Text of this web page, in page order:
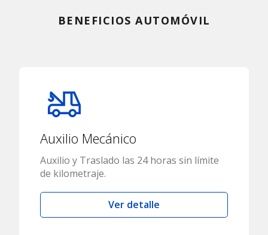
BENEFICIOS AUTOMÓVIL
Auxilio Mecánico
Auxilio y Traslado las 24 horas sin límite
de kilometraje.
Ver detalle